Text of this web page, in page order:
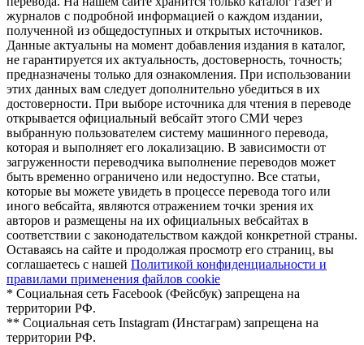
журналов с подробной информацией о каждом издании,
полученной из общедоступных и открытых источников.
Данные актуальны на момент добавления издания в каталог,
не гарантируется их актуальность, достоверность, точность;
предназначены только для ознакомления. При использовании
этих данных вам следует дополнительно убедиться в их
достоверности. При выборе источника для чтения в переводе
открывается официальный вебсайт этого СМИ через
выбранную пользователем систему машинного перевода,
которая и выполняет его локализацию. В зависимости от
загруженности переводчика выполнение переводов может
быть временно ограничено или недоступно. Все статьи,
которые вы можете увидеть в процессе перевода того или
иного вебсайта, являются отражением точки зрения их
авторов и размещены на их официальных вебсайтах в
соответствии с законодательством каждой конкретной страны.
Оставаясь на сайте и продолжая просмотр его страниц, вы
соглашаетесь с нашей Политикой конфиденциальности и
правилами применения файлов cookie
* Социальная сеть Facebook (Фейсбук) запрещена на
территории РФ.
** Социальная сеть Instagram (Инстаграм) запрещена на
территории РФ.